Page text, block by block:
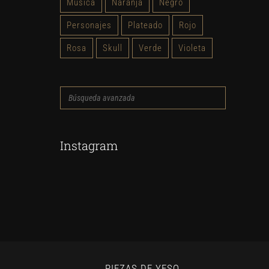
Música Naranja Negro
Personajes Plateado Rojo
Rosa Skull Verde Violeta
Búsqueda
avanzada
Instagram